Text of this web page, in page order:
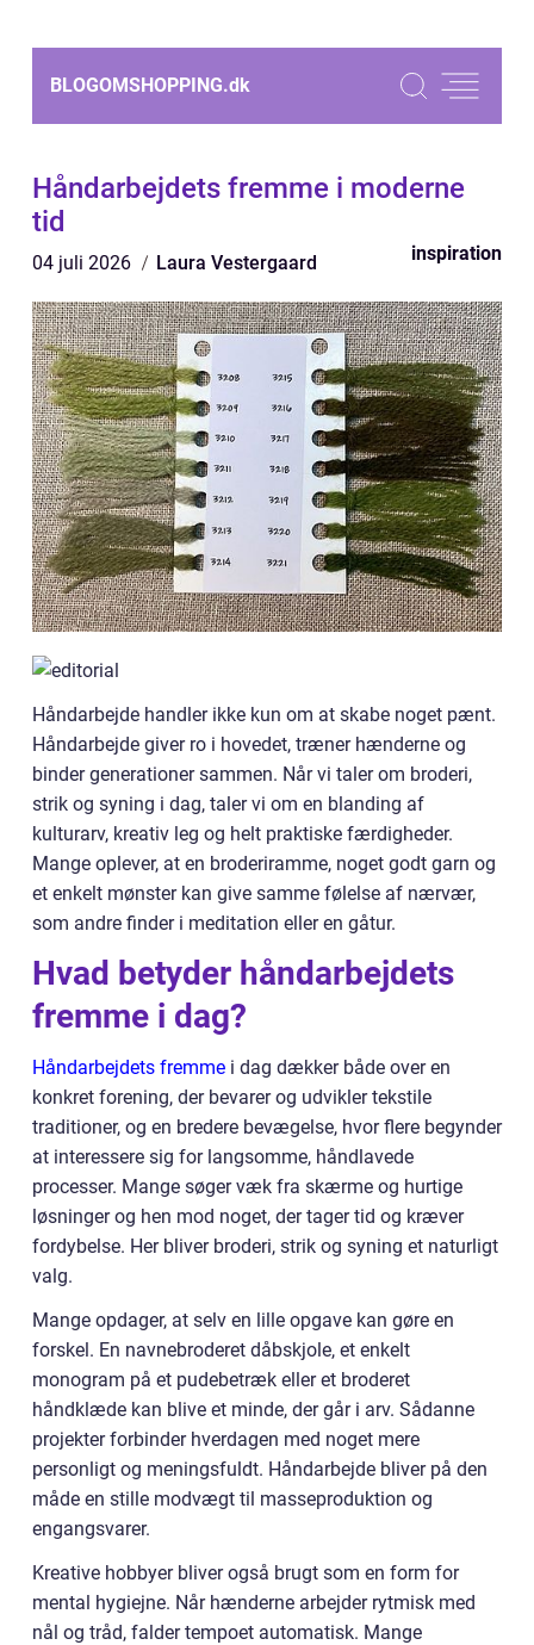
BLOGOMSHOPPING.dk
Håndarbejdets fremme i moderne
tid
04 juli 2026 Laura Vestergaard inspiration
Håndarbejde handler ikke kun om at skabe noget pænt.
Håndarbejde giver ro i hovedet, træner hænderne og
binder generationer sammen. Når vi taler om broderi,
strik og syning i dag, taler vi om en blanding af
kulturarv, kreativ leg og helt praktiske færdigheder.
Mange oplever, at en broderiramme, noget godt garn og
et enkelt mønster kan give samme følelse af nærvær,
som andre finder i meditation eller en gåtur.
Hvad betyder håndarbejdets
fremme i dag?
Håndarbejdets fremme i dag dækker både over en
konkret forening, der bevarer og udvikler tekstile
traditioner, og en bredere bevægelse, hvor flere begynder
at interessere sig for langsomme, håndlavede
processer. Mange søger væk fra skærme og hurtige
løsninger og hen mod noget, der tager tid og kræver
fordybelse. Her bliver broderi, strik og syning et naturligt
valg.
Mange opdager, at selv en lille opgave kan gøre en
forskel. En navnebroderet dåbskjole, et enkelt
monogram på et pudebetræk eller et broderet
håndklæde kan blive et minde, der går i arv. Sådanne
projekter forbinder hverdagen med noget mere
personligt og meningsfuldt. Håndarbejde bliver på den
måde en stille modvægt til masseproduktion og
engangsvarer.
Kreative hobbyer bliver også brugt som en form for
mental hygiejne. Når hænderne arbejder rytmisk med
nål og tråd, falder tempoet automatisk. Mange